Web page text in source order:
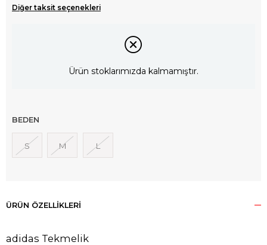
Diğer taksit seçenekleri
Ürün stoklarımızda kalmamıştır.
BEDEN
S M L
ÜRÜN ÖZELLIKLERI
adidas Tekmelik